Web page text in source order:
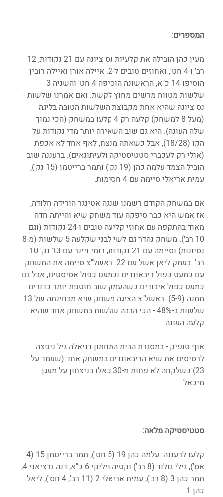
המספרים:
רב' ו-4 חט', ואחוזים טובים ל-2. איילה אורן ואיילה רובין
שלשות מטווח מרשים מחוץ לקשת. ואם אמרנו שלשות -
נס ציונה שהיא אחת מקבוצת השלשות הטובה בליגה
(מעל 8 למשחק) קלעה רק 4 קלעו במשחק (הכי נמוך
שלה העונה). היא גם שוב השאירה יותר מדי נקודות על
הקו (18/28), אבל כשאתה מנצח, לאף אחד לא אכפת
(אולי רק לעכברי סטטיסטיקה ולעיתונאים). ברעננה שוב
הוביל הצמד עלמה כהן (19 נק') ותמר ברייטמן (15 נק'),
עמית אריאלי סיימה עם 4 חסימות.
אם במשחק הקודם רשמנו שנגה אטינגר הורידה חלודה,
אז אמש היא כבר סיפקה עוד משחק שיא והייתה חדה
מאוד בהתקפה עם אחוזי קליעה טובים ו-24 נקודות (וגם
רב'. בעמק ליאן אשל עם 22. ראשל"צ סיימה את המשחק
עם כמעט כפול ריבאונדים וכמעט כפול אסיסטים, אבל גם
כמעט כפול איבודים כשהעמק שוב חוטפת יותר כדורים
שלשות ב-48% - הכי הרבה שלשות במשחק אחד שהיא
קלעה העונה.
אוף טופיק - במסגרת הבית התחתון דניאלה גיל ניפצה
לרסיסים את שיא הריבאונדים במשחק אחד (שעמד על
23) כשלקחה לא פחות מ-30 כאלו בניצחון על מעגן
מיכאל.
סטטיסטיקה מלאה:
אס'), גילי גולוד (8 רב') וקטיה ויליקי 6 כ"א, דנה גרציאני 4,
תמר כהן 3 (8 רב'), עמית אריאלי 2 (11 רב', 4 חס'), ליאל
כהן 1.